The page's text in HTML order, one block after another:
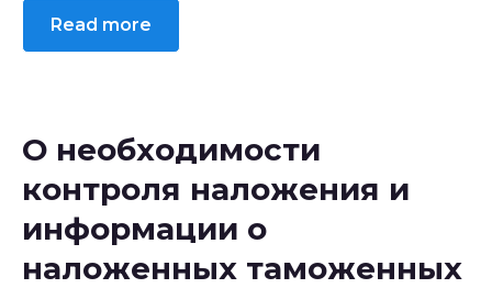
Read more
О необходимости
контроля наложения и
информации о
наложенных таможенных